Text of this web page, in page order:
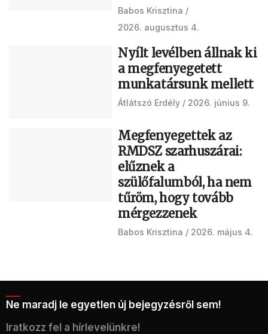
Babos Krisztina
2026. augusztus 4.
Nyílt levélben állnak ki
a megfenyegetett
munkatársunk mellett
Átlátszó Erdély 2026. június 9.
Megfenyegettek az
RMDSZ szarhuszárai:
elűznek a
szülőfalumból, ha nem
tűröm, hogy tovább
mérgezzenek
Babos Krisztina 2026. május 4.
Ne maradj le egyetlen új bejegyzésről sem!
Iratkozz fel a hírlevelünkre!